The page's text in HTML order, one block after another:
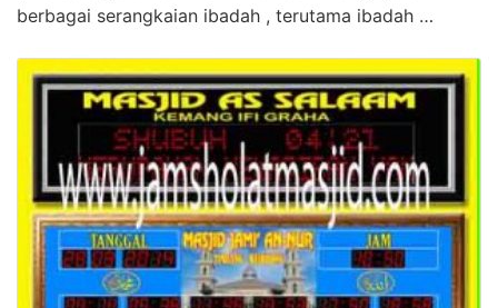
berbagai serangkaian ibadah , terutama ibadah …